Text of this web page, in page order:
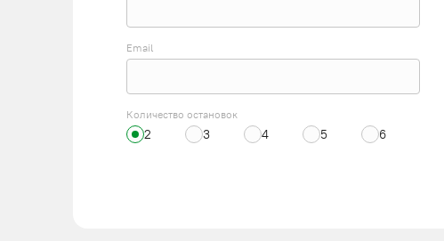
Email
Количество остановок
2 3 4 5 6